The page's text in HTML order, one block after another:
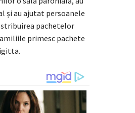
și au ajutat persoanele
pachetelor
primesc pachete